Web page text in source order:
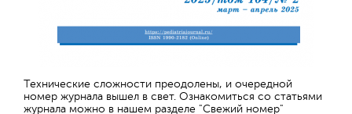
Технические сложности преодолены, и очередной
номер журнала вышел в свет. Ознакомиться со статьями
журнала можно в нашем разделе "Свежий номер"